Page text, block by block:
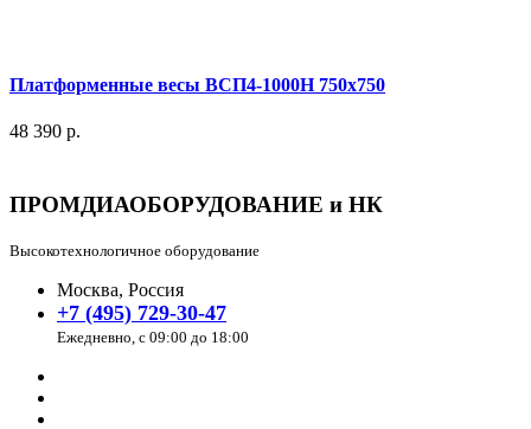
Платформенные весы ВСП4-1000Н 750x750
48 390 р.
ПРОМДИАОБОРУДОВАНИЕ и НК
Высокотехнологичное оборудование
Москва, Россия
+7 (495) 729-30-47
Ежедневно, с 09:00 до 18:00